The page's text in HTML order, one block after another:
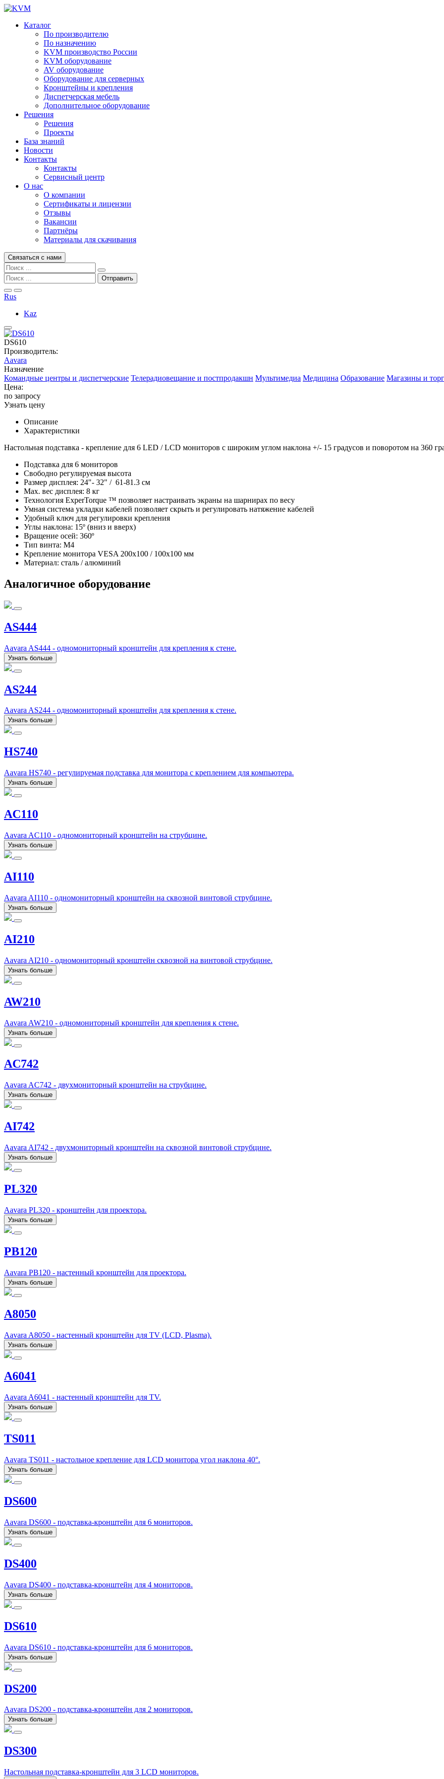
Каталог
По производителю
По назначению
KVM производство России
KVM оборудование
AV оборудование
Оборудование для серверных
Кронштейны и крепления
Диспетчерская мебель
Дополнительное оборудование
Решения
Решения
Проекты
База знаний
Новости
Контакты
Контакты
Сервисный центр
О нас
О компании
Сертификаты и лицензии
Отзывы
Вакансии
Партнёры
Материалы для скачивания
Связаться с нами
Rus
Kaz
DS610
Производитель:
Aavara
Назначение
Командные центры и диспетчерские Телерадиовещание и постпродакшн Мультимедиа Медицина Образование Магазины и
Цена:
по запросу
Узнать цену
Описание
Характеристики
Настольная подставка - крепление для 6 LED / LCD мониторов с широким углом наклона +/- 15 градусов и поворотом на 360
Подставка для 6 мониторов
Свободно регулируемая высота
Размер дисплея: 24"- 32" / 61-81.3 см
Max. вес дисплея: 8 кг
Технология ExperTorque ™ позволяет настраивать экраны на шарнирах по весу
Умная система укладки кабелей позволяет скрыть и регулировать натяжение кабелей
Удобный ключ для регулировки крепления
Углы наклона: 15º (вниз и вверх)
Вращение осей: 360º
Тип винта: M4
Крепление монитора VESA 200x100 / 100x100 мм
Материал: сталь / алюминий
Аналогичное оборудование
AS444
Aavara AS444 - одномониторный кронштейн для крепления к стене.
Узнать больше
AS244
Aavara AS244 - одномониторный кронштейн для крепления к стене.
Узнать больше
HS740
Aavara HS740 - регулируемая подставка для монитора с креплением для компьютера.
Узнать больше
AC110
Aavara AC110 - одномониторный кронштейн на струбцине.
Узнать больше
AI110
Aavara AI110 - одномониторный кронштейн на сквозной винтовой струбцине.
Узнать больше
AI210
Aavara AI210 - одномониторный кронштейн сквозной на винтовой струбцине.
Узнать больше
AW210
Aavara AW210 - одномониторный кронштейн для крепления к стене.
Узнать больше
AC742
Aavara AC742 - двухмониторный кронштейн на струбцине.
Узнать больше
AI742
Aavara AI742 - двухмониторный кронштейн на сквозной винтовой струбцине.
Узнать больше
PL320
Aavara PL320 - кронштейн для проектора.
Узнать больше
PB120
Aavara PB120 - настенный кронштейн для проектора.
Узнать больше
A8050
Aavara A8050 - настенный кронштейн для TV (LCD, Plasma).
Узнать больше
A6041
Aavara A6041 - настенный кронштейн для TV.
Узнать больше
TS011
Aavara TS011 - настольное крепление для LCD монитора угол наклона 40°.
Узнать больше
DS600
Aavara DS600 - подставка-кронштейн для 6 мониторов.
Узнать больше
DS400
Aavara DS400 - подставка-кронштейн для 4 мониторов.
Узнать больше
DS610
Aavara DS610 - подставка-кронштейн для 6 мониторов.
Узнать больше
DS200
Aavara DS200 - подставка-кронштейн для 2 мониторов.
Узнать больше
DS300
Настольная подставка-кронштейн для 3 LCD мониторов.